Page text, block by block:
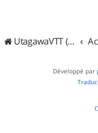
UtagawaVTT (Randos VTT et VTTAE avec traces GPS)
Développé par